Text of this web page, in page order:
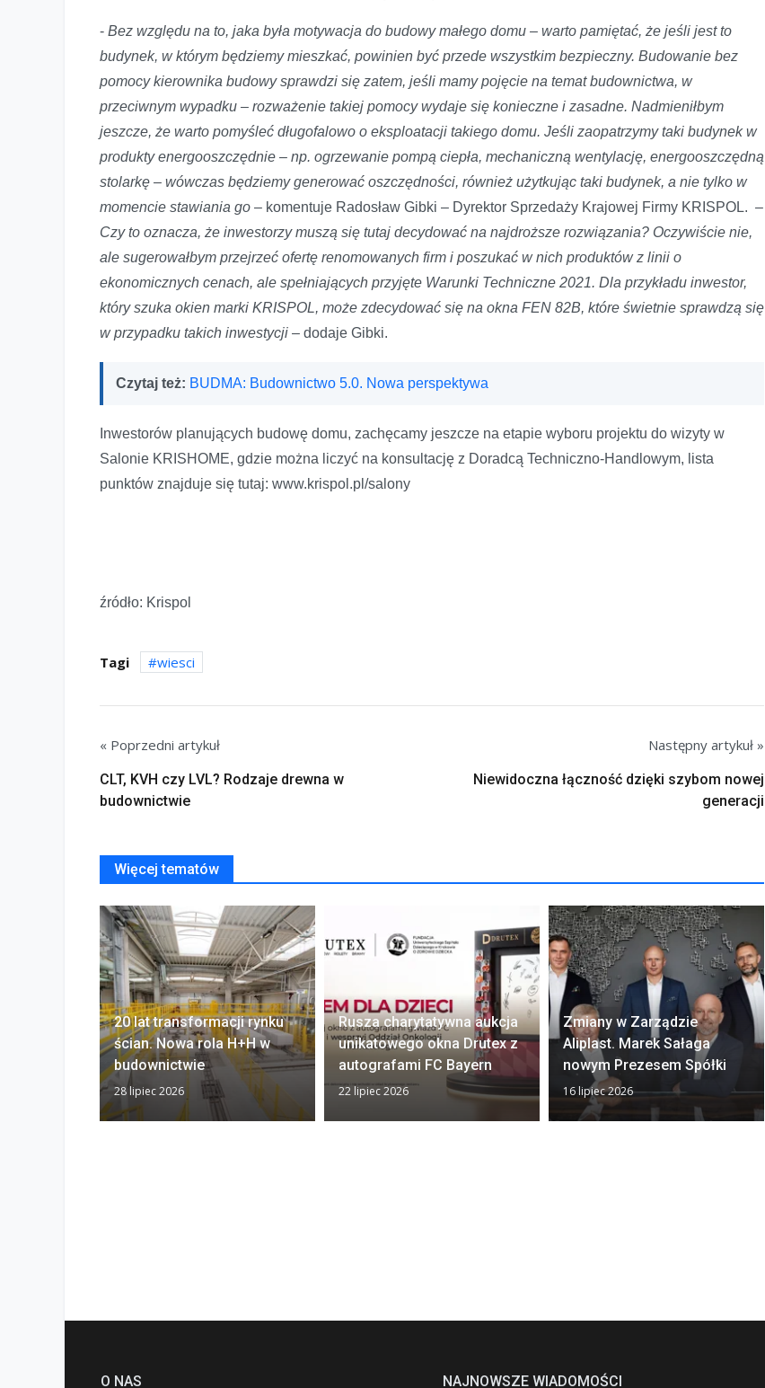
- Bez względu na to, jaka była motywacja do budowy małego domu – warto pamiętać, że jeśli jest to
budynek, w którym będziemy mieszkać, powinien być przede wszystkim bezpieczny. Budowanie bez
pomocy kierownika budowy sprawdzi się zatem, jeśli mamy pojęcie na temat budownictwa, w
przeciwnym wypadku – rozważenie takiej pomocy wydaje się konieczne i zasadne. Nadmieniłbym
jeszcze, że warto pomyśleć długofalowo o eksploatacji takiego domu. Jeśli zaopatrzymy taki budynek w
produkty energooszczędnie – np. ogrzewanie pompą ciepła, mechaniczną wentylację, energooszczędną
stolarkę – wówczas będziemy generować oszczędności, również użytkując taki budynek, a nie tylko w
momencie stawiania go – komentuje Radosław Gibki – Dyrektor Sprzedaży Krajowej Firmy KRISPOL. –
Czy to oznacza, że inwestorzy muszą się tutaj decydować na najdroższe rozwiązania? Oczywiście nie,
ale sugerowałbym przejrzeć ofertę renomowanych firm i poszukać w nich produktów z linii o
ekonomicznych cenach, ale spełniających przyjęte Warunki Techniczne 2021. Dla przykładu inwestor,
który szuka okien marki KRISPOL, może zdecydować się na okna FEN 82B, które świetnie sprawdzą się
w przypadku takich inwestycji – dodaje Gibki.
Czytaj też: BUDMA: Budownictwo 5.0. Nowa perspektywa
Inwestorów planujących budowę domu, zachęcamy jeszcze na etapie wyboru projektu do wizyty w
Salonie KRISHOME, gdzie można liczyć na konsultację z Doradcą Techniczno-Handlowym, lista
punktów znajduje się tutaj: www.krispol.pl/salony
źródło: Krispol
Tagi wiesci
« Poprzedni artykuł
CLT, KVH czy LVL? Rodzaje drewna w
budownictwie
Następny artykuł »
Niewidoczna łączność dzięki szybom nowej
generacji
Więcej tematów
20 lat transformacji rynku
ścian. Nowa rola H+H w
budownictwie
28 lipiec 2026
Rusza charytatywna aukcja
unikatowego okna Drutex z
autografami FC Bayern
22 lipiec 2026
Zmiany w Zarządzie
Aliplast. Marek Sałaga
nowym Prezesem Spółki
16 lipiec 2026
O NAS NAJNOWSZE WIADOMOŚCI